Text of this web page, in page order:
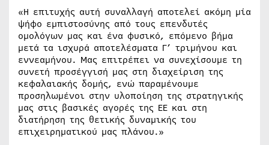
«Η επιτυχής αυτή συναλλαγή αποτελεί ακόμη μία
ψήφο εμπιστοσύνης από τους επενδυτές
ομολόγων μας και ένα φυσικό, επόμενο βήμα
μετά τα ισχυρά αποτελέσματα Γ’ τριμήνου και
εννεαμήνου. Μας επιτρέπει να συνεχίσουμε τη
συνετή προσέγγισή μας στη διαχείριση της
κεφαλαιακής δομής, ενώ παραμένουμε
προσηλωμένοι στην υλοποίηση της στρατηγικής
μας στις βασικές αγορές της ΕΕ και στη
διατήρηση της θετικής δυναμικής του
επιχειρηματικού μας πλάνου.»